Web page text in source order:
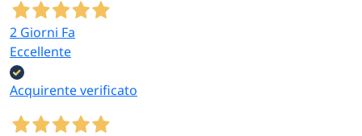
2 Giorni Fa
Eccellente
Acquirente verificato